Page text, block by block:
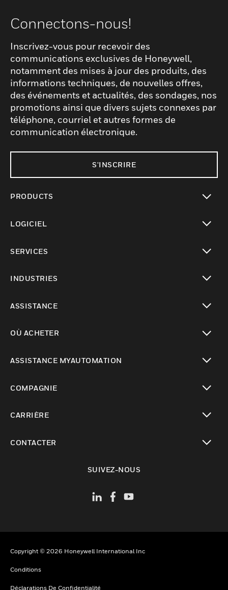
Connectons-nous!
Inscrivez-vous pour recevoir des
communications exclusives de Honeywell,
notamment des mises à jour des produits, des
informations techniques, de nouvelles offres,
des événements et actualités, des sondages, nos
promotions ainsi que divers sujets connexes par
téléphone, courriel et autres formes de
communication électronique.
S'INSCRIRE
PRODUCTS
LOGICIEL
SERVICES
INDUSTRIES
ASSISTANCE
OÙ ACHETER
ASSISTANCE MYAUTOMATION
COMPAGNIE
CARRIÈRE
CONTACTER
SUIVEZ-NOUS
Copyright © 2026 Honeywell International Inc
Conditions
Déclarations De Confidentialité